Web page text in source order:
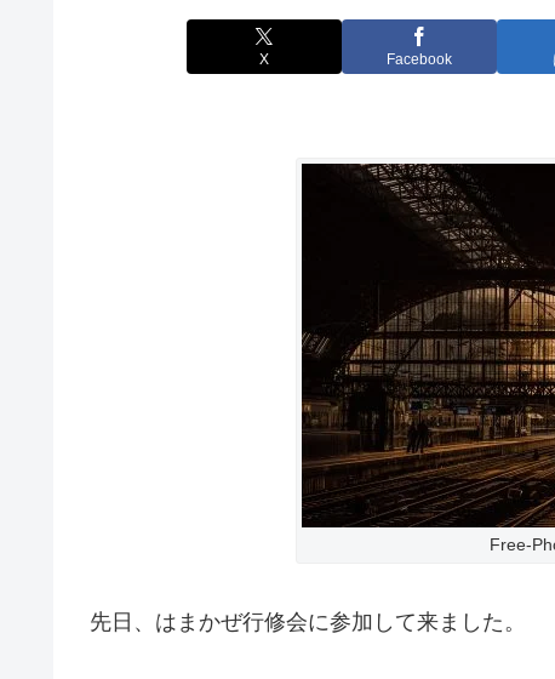
X Facebook
Free-
先日、はまかぜ行修会に参加して来ました。